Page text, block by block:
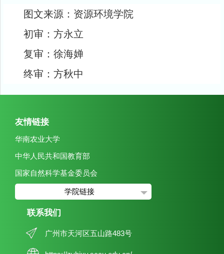
图文来源：资源环境学院
初审：方永立
复审：徐海婵
终审：方秋中
友情链接
华南农业大学
中华人民共和国教育部
国家自然科学基金委员会
学院链接
联系我们
广州市天河区五山路483号